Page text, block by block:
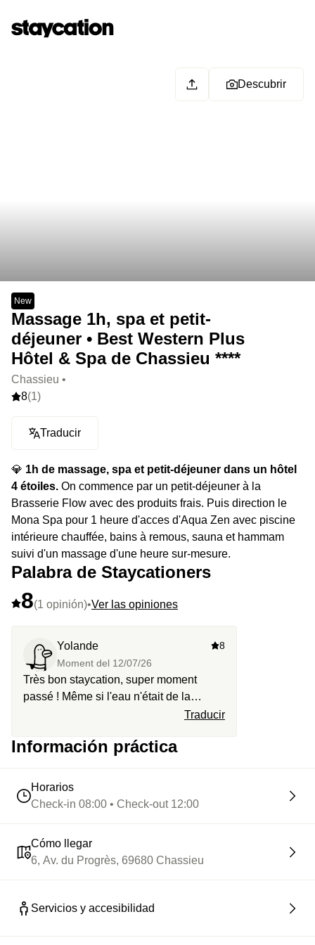
Descubrir
New
Massage 1h, spa et petit-
déjeuner • Best Western Plus
Hôtel & Spa de Chassieu ****
Chassieu •
8(1)
Traducir
💎 1h de massage, spa et petit-déjeuner dans un hôtel
4 étoiles. On commence par un petit-déjeuner à la
Brasserie Flow avec des produits frais. Puis direction le
Mona Spa pour 1 heure d'acces d'Aqua Zen avec piscine
intérieure chauffée, bains à remous, sauna et hammam
suivi d'un massage d'une heure sur-mesure.
Palabra de Staycationers
8(1 opinión)•Ver las opiniones
Yolande
Moment del 12/07/26
8
Très bon staycation, super moment
passé ! Même si l'eau n'était de la
piscine n'était pas à 27°c et le jacuzzi
Traducir
Información práctica
Horarios
Check-in 08:00 • Check-out 12:00
Cómo llegar
6, Av. du Progrès, 69680 Chassieu
Servicios y accesibilidad